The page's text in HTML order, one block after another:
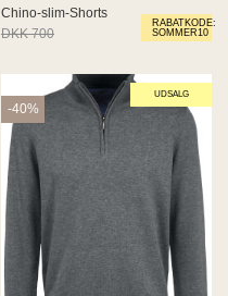
RABATKODE:
SOMMER10
Chino-slim-Shorts
DKK 700
DKK 350
UDSALG
-40%